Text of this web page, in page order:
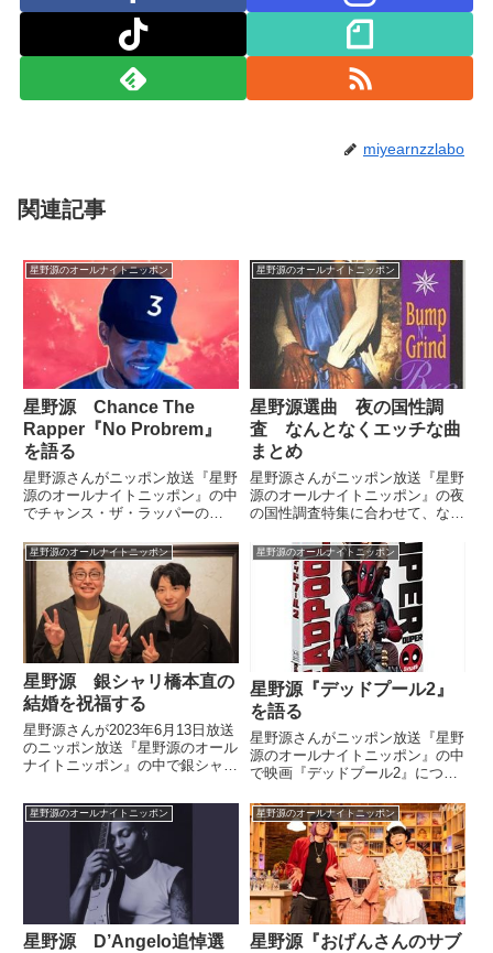
miyearnzzlabo
関連記事
星野源のオールナイトニッポン
星野源 Chance The
Rapper『No Probrem』
を語る
星野源さんがニッポン放送『星野
源のオールナイトニッポン』の中
でチャンス・ザ・ラッパーの
した。#ColoringBook available
now at
pic.twitter.com/vEEL3To1...
星野源のオールナイトニッポン
星野源選曲 夜の国性調
査 なんとなくエッチな曲
まとめ
星野源さんがニッポン放送『星野
源のオールナイトニッポン』の夜
の国性調査特集に合わせて、なん
流された6曲をまとめてみまし
た。（星野源）今日はちょっと選
曲はなんとなくの縛りとして、夜
の国性調査なんで。なんとなくエ
星野源のオールナイトニッポン
星野源 銀シャリ橋本直の
結婚を祝福する
星野源さんが2023年6月13日放送
のニッポン放送『星野源のオール
ナイトニッポン』の中で銀シャリ
した。
星野源のオールナイトニッポン
星野源『デッドプール2』
を語る
星野源さんがニッポン放送『星野
源のオールナイトニッポン』の中
で映画『デッドプール2』につい
購入したブルーレイ盤特典映像を
激推ししていました。
星野源のオールナイトニッポン
星野源 D’Angelo追悼選
星野源のオールナイトニッポン
星野源『おげんさんのサブ